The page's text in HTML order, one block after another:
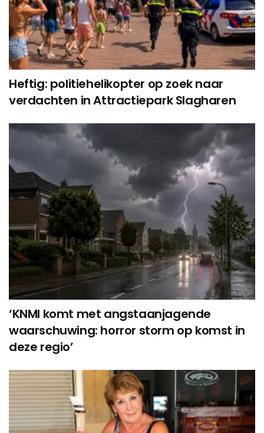
Heftig: politiehelikopter op zoek naar
verdachten in Attractiepark Slagharen
‘KNMI komt met angstaanjagende
waarschuwing: horror storm op komst in
deze regio’